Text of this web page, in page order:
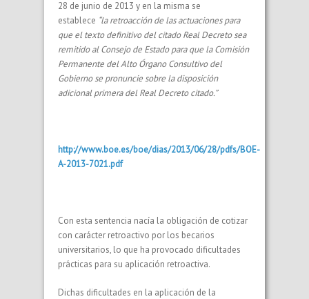
28 de junio de 2013 y en la misma se
establece “la retroacción de las actuaciones para
que el texto definitivo del citado Real Decreto sea
remitido al Consejo de Estado para que la Comisión
Permanente del Alto Órgano Consultivo del
Gobierno se pronuncie sobre la disposición
adicional primera del Real Decreto citado.”
http://www.boe.es/boe/dias/2013/06/28/pdfs/BOE-
A-2013-7021.pdf
Con esta sentencia nacía la obligación de cotizar
con carácter retroactivo por los becarios
universitarios, lo que ha provocado dificultades
prácticas para su aplicación retroactiva.
Dichas dificultades en la aplicación de la